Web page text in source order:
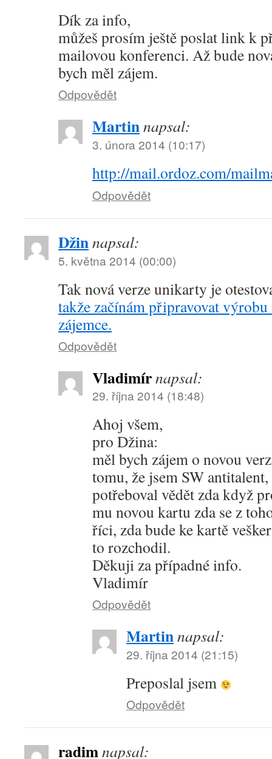
Dík za info,
můžeš prosím ještě poslat link k
mailovou konferenci. Až bude
bych měl zájem.
Odpovědět
Martinnapsal:
3. února 2014 (10:17)
http://mail.ordoz.com/
Odpovědět
Džinnapsal:
5. května 2014 (00:00)
Tak nová verze unikarty je
takže začínám připravovat výrobu
zájemce.
Odpovědět
Vladimírnapsal:
29. října 2014 (18:48)
Ahoj všem,
pro Džina:
měl bych zájem o novou
tomu, že jsem SW
potřeboval vědět zda když
mu novou kartu zda se z
říci, zda bude ke kartě
to rozchodil.
Děkuji za případné info.
Vladimír
Odpovědět
Martinnapsal:
29. října 2014 (21:15)
Preposlal jsem
Odpovědět
radimnapsal: